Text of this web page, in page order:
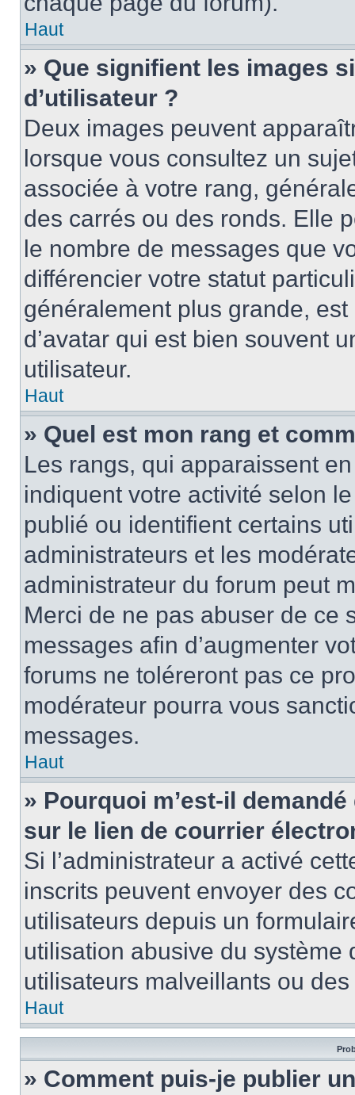
Haut
» Que signifient les images
d’utilisateur ?
Deux images peuvent
lorsque vous consultez un
associée à votre rang,
des carrés ou des ronds. Elle
le nombre de messages que
différencier votre statut
généralement plus grande,
d’avatar qui est bien souvent
utilisateur.
Haut
» Quel est mon rang et
Les rangs, qui apparaissent
indiquent votre activité selon
publié ou identifient certains
administrateurs et les
administrateur du forum peut
Merci de ne pas abuser de ce
messages afin d’augmenter
forums ne toléreront pas ce
modérateur pourra vous
messages.
Haut
» Pourquoi m’est-il
sur le lien de courrier
Si l’administrateur a activé
inscrits peuvent envoyer des
utilisateurs depuis un
utilisation abusive du
utilisateurs malveillants ou
Haut
» Comment puis-je publier